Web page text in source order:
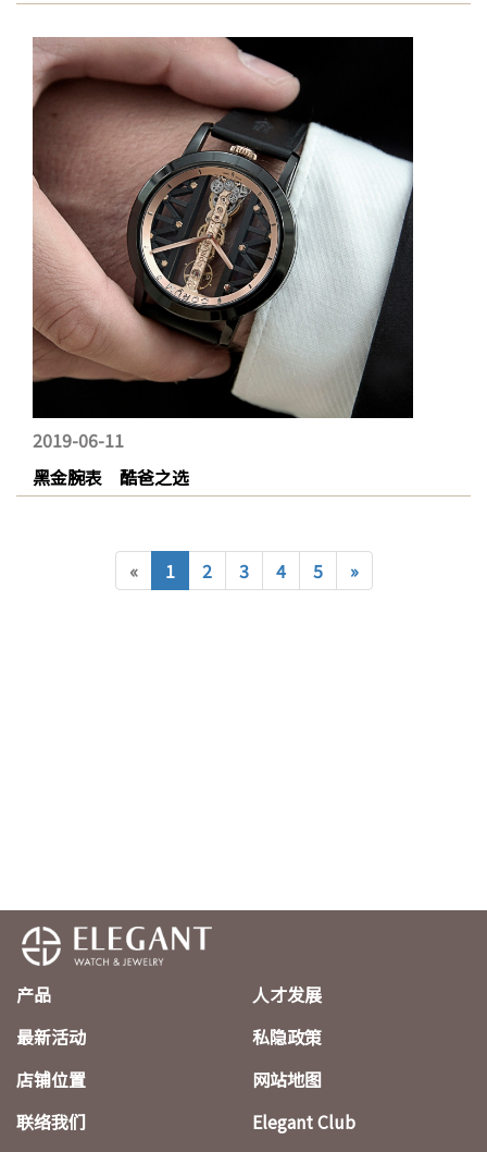
2019-06-11
黑金腕表 酷爸之选
« 1 2 3 4 5 »
产品
最新活动
店铺位置
联络我们
人才发展
私隐政策
网站地图
Elegant Club